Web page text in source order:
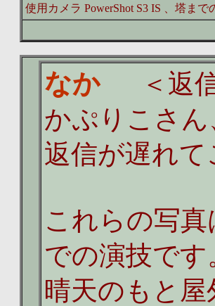
使用カメラ PowerShot S3 IS 、塔まで
なか ＜返信
かぷりこさ
返信が遅れ
これらの写
での演技です
晴天のもと